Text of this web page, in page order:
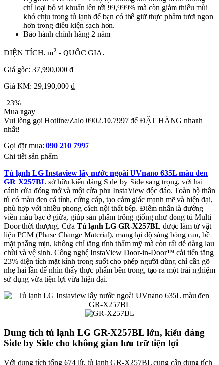
chỉ loại bỏ vi khuẩn lên tới 99,999% mà còn giảm thiểu mùi
khó chịu trong tủ lạnh để bạn có thể giữ thực phẩm tươi ngon
hơn trong điều kiện sạch hơn.
Bảo hành chính hãng 2 năm
DIỆN TÍCH: m2 - QUỐC GIA:
Giá gốc: 37,990,000 ₫
Giá KM: 29,190,000 ₫
-23%
Mua ngay
Vui lòng gọi Hotline/Zalo 0902.10.7997 để ĐẶT HÀNG nhanh
nhất!
Gọi đặt mua: 090 210 7997
Chi tiết sản phẩm
Tủ lạnh LG Instaview lấy nước ngoài UVnano 635L màu đen
GR-X257BL sở hữu kiểu dáng Side-by-Side sang trọng, với hai
cánh cửa đóng mở và một cửa phụ InstaView độc đáo. Toàn bộ thân
tủ có màu đen cá tính, cứng cáp, tạo cảm giác mạnh mẽ và hiện đại,
phù hợp với nhiều phong cách nội thất bếp. Điểm nhấn là đường
viền màu bạc ở giữa, giúp sản phẩm trông giống như dòng tủ Multi
Door thời thượng. Cửa Tủ lạnh LG GR-X257BL được làm từ vật
liệu PCM (Phase Change Material), mang lại độ sáng bóng cao, bề
mặt phẳng mịn, không chỉ tăng tính thẩm mỹ mà còn rất dễ dàng lau
chùi và vệ sinh. Công nghệ InstaView Door-in-Door™ cải tiến tăng
23% diện tích mặt kính trong suốt cho phép người dùng chỉ cần gõ
nhẹ hai lần để nhìn thấy thực phẩm bên trong, tạo ra một trải nghiệm
sử dụng vừa tiện lợi vừa hiện đại.
Dung tích tủ lạnh LG GR-X257BL lớn, kiểu dáng
Side by Side cho không gian lưu trữ tiện lợi
Với dung tích tổng 674 lít, tủ lạnh GR-X257BL cung cấp dung tích